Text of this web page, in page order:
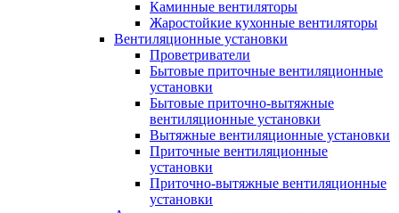
Каминные вентиляторы
Жаростойкие кухонные вентиляторы
Вентиляционные установки
Проветриватели
Бытовые приточные вентиляционные
установки
Бытовые приточно-вытяжные
вентиляционные установки
Вытяжные вентиляционные установки
Приточные вентиляционные
установки
Приточно-вытяжные вентиляционные
установки